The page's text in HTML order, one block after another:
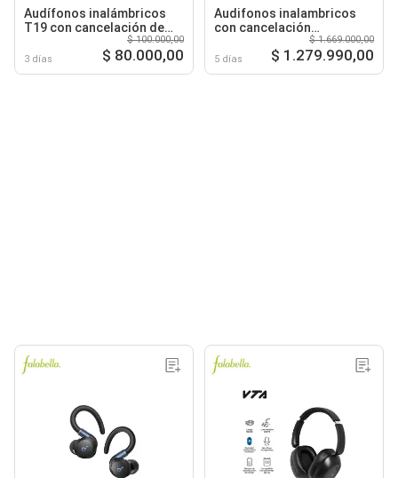
Audífonos inalámbricos
T19 con cancelación de
3 días
$ 100.000,00
$ 80.000,00
Audifonos inalambricos
con cancelación
5 días
$ 1.669.000,00
$ 1.279.990,00